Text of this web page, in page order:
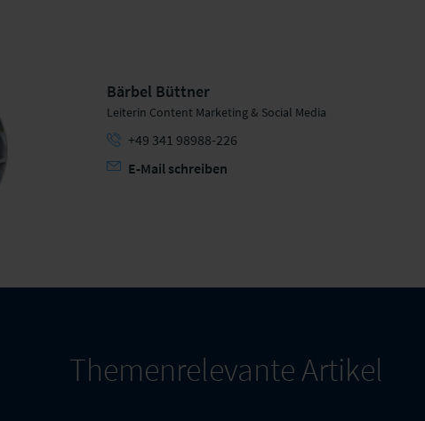
Bärbel Büttner
Leiterin Content Marketing & Social Media
+49 341 98988-226
E-Mail schreiben
Themenrelevante Artikel